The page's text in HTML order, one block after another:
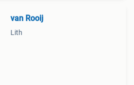
van Rooij
Lith